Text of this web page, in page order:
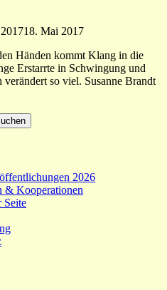
18. Mai 2017
Händen kommt Klang in die
Erstarrte in Schwingung und
so viel. Susanne Brandt
2026
& Kooperationen
Seite